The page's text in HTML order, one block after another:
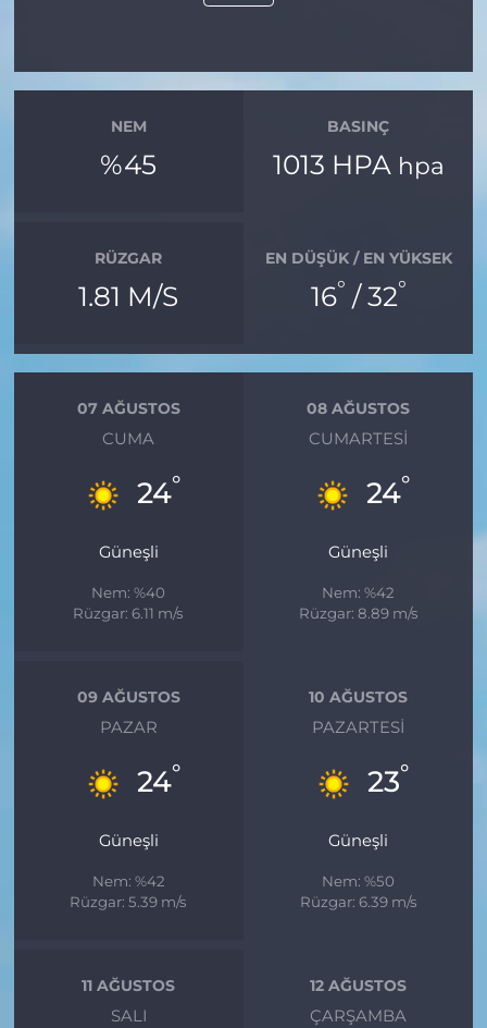
NEM
%45
BASINÇ
1013 HPA hpa
RÜZGAR
1.81 M/S
EN DÜŞÜK / EN YÜKSEK
16° / 32°
07 AĞUSTOS
CUMA
24°
Güneşli
Nem: %40
Rüzgar: 6.11 m/s
08 AĞUSTOS
CUMARTESI
24°
Güneşli
Nem: %42
Rüzgar: 8.89 m/s
09 AĞUSTOS
PAZAR
24°
Güneşli
Nem: %42
Rüzgar: 5.39 m/s
10 AĞUSTOS
PAZARTESI
23°
Güneşli
Nem: %50
Rüzgar: 6.39 m/s
11 AĞUSTOS
SALI
12 AĞUSTOS
ÇARŞAMBA